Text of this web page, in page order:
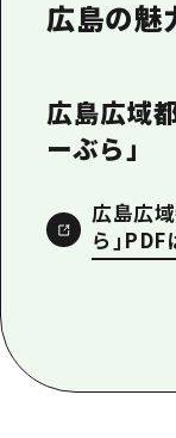
広島の魅
広島広域
ーぶら」
広島広
ら」PDF